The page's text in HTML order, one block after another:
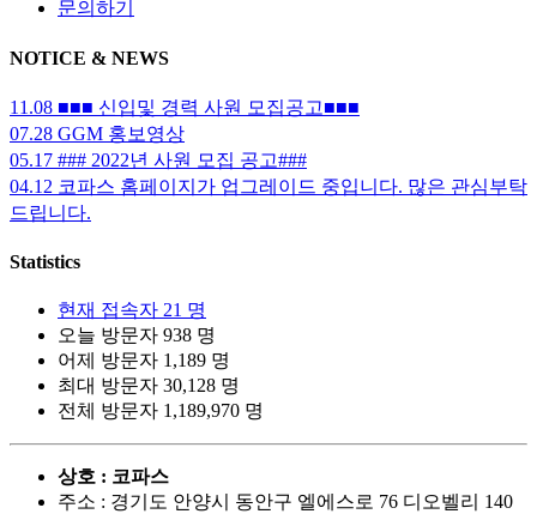
문의하기
NOTICE & NEWS
11.08 ■■■ 신입및 경력 사원 모집공고■■■
07.28 GGM 홍보영상
05.17 ### 2022년 사원 모집 공고###
04.12 코파스 홈페이지가 업그레이드 중입니다. 많은 관심부탁
드립니다.
Statistics
현재 접속자 21 명
오늘 방문자 938 명
어제 방문자 1,189 명
최대 방문자 30,128 명
전체 방문자 1,189,970 명
상호 : 코파스
주소 : 경기도 안양시 동안구 엘에스로 76 디오벨리 140